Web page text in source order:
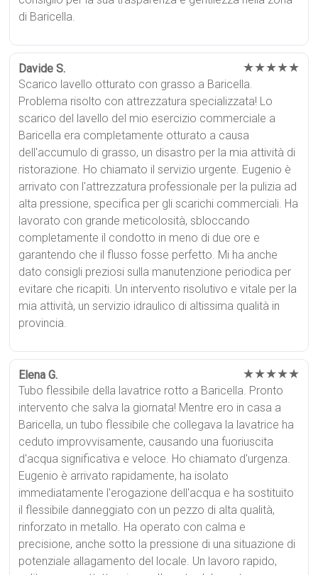
di Baricella.
Davide S. ★★★★★
Scarico lavello otturato con grasso a Baricella.
Problema risolto con attrezzatura specializzata! Lo
scarico del lavello del mio esercizio commerciale a
Baricella era completamente otturato a causa
dell'accumulo di grasso, un disastro per la mia attività di
ristorazione. Ho chiamato il servizio urgente. Eugenio è
arrivato con l'attrezzatura professionale per la pulizia ad
alta pressione, specifica per gli scarichi commerciali. Ha
lavorato con grande meticolosità, sbloccando
completamente il condotto in meno di due ore e
garantendo che il flusso fosse perfetto. Mi ha anche
dato consigli preziosi sulla manutenzione periodica per
evitare che ricapiti. Un intervento risolutivo e vitale per la
mia attività, un servizio idraulico di altissima qualità in
provincia.
Elena G. ★★★★★
Tubo flessibile della lavatrice rotto a Baricella. Pronto
intervento che salva la giornata! Mentre ero in casa a
Baricella, un tubo flessibile che collegava la lavatrice ha
ceduto improvvisamente, causando una fuoriuscita
d'acqua significativa e veloce. Ho chiamato d'urgenza.
Eugenio è arrivato rapidamente, ha isolato
immediatamente l'erogazione dell'acqua e ha sostituito
il flessibile danneggiato con un pezzo di alta qualità,
rinforzato in metallo. Ha operato con calma e
precisione, anche sotto la pressione di una situazione di
potenziale allagamento del locale. Un lavoro rapido,